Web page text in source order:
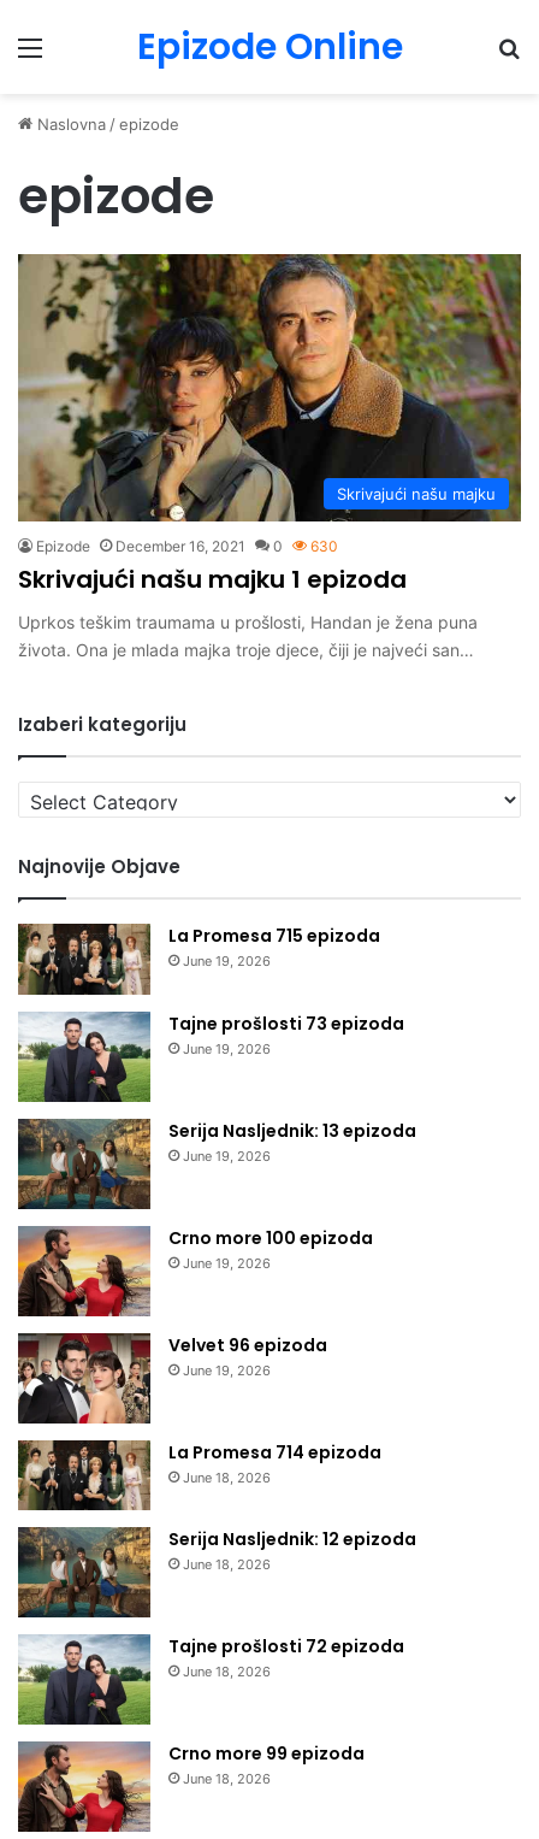
Menu Epizode Online
Naslovna /epizode
epizode
Skrivajući našu majku
Epizode December 16, 2021 0 630
Skrivajući našu majku 1 epizoda
Uprkos teškim traumama u prošlosti, Handan je žena puna
života. Ona je mlada majka troje djece, čiji je najveći san…
Izaberi kategoriju
Izaberi
kategoriju
Najnovije Objave
La Promesa 715 epizoda
June 19, 2026
Tajne prošlosti 73 epizoda
June 19, 2026
Serija Nasljednik: 13 epizoda
June 19, 2026
Crno more 100 epizoda
June 19, 2026
Velvet 96 epizoda
June 19, 2026
La Promesa 714 epizoda
June 18, 2026
Serija Nasljednik: 12 epizoda
June 18, 2026
Tajne prošlosti 72 epizoda
June 18, 2026
Crno more 99 epizoda
June 18, 2026